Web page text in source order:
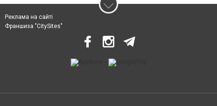
Реклама на сайті
Франшиза "CitySites"